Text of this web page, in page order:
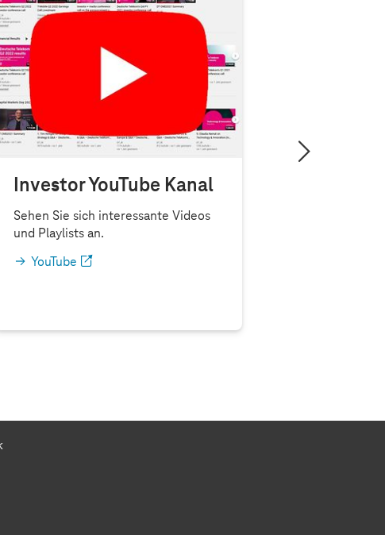
Investor YouTube Kanal
Sehen Sie sich interessante Videos
und Playlists an.
YouTube